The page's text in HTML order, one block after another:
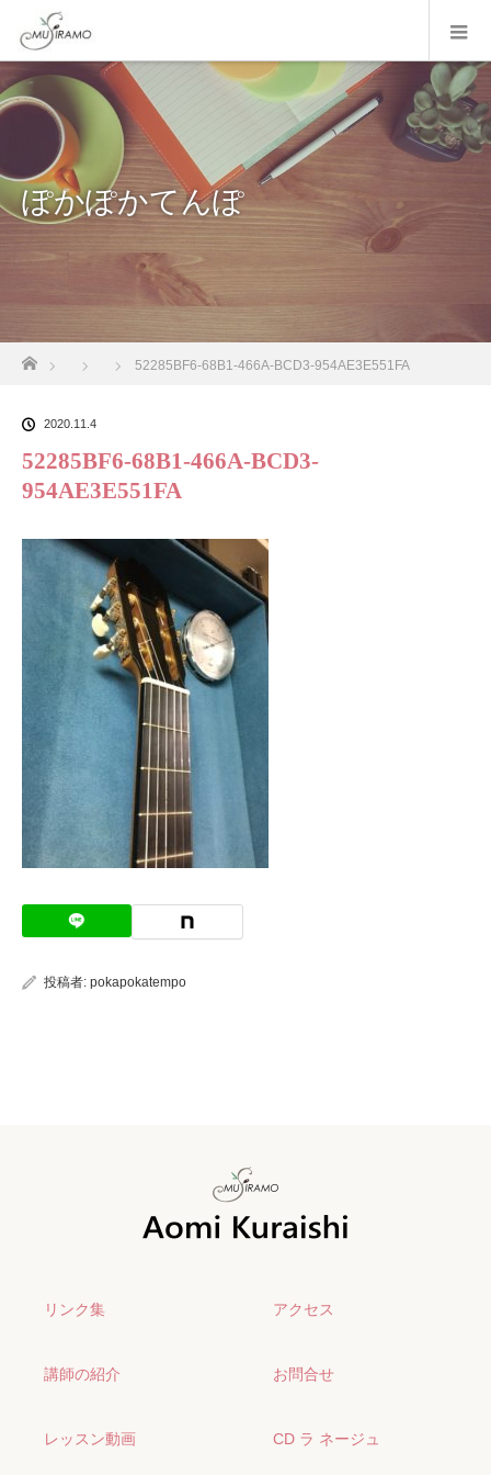
ぽかぽかてんぽ
52285BF6-68B1-466A-BCD3-954AE3E551FA
2020.11.4
52285BF6-68B1-466A-BCD3-
954AE3E551FA
投稿者: pokapokatempo
リンク集 アクセス
講師の紹介 お問合せ
レッスン動画 CD ラ ネージュ